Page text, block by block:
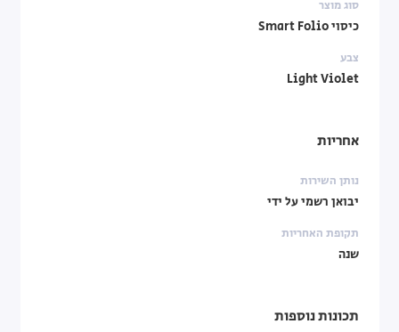
סוג מוצר
כיסוי Smart Folio
צבע
Light Violet
אחריות
נותן השירות
יבואן רשמי על ידי
תקופת האחריות
שנה
תכונות נוספות